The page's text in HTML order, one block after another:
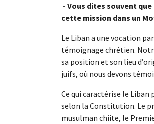
- Vous dites souvent
cette mission dans un
Le Liban a une vocation
témoignage chrétien.
sa position et son lieu
juifs, où nous devons
Ce qui caractérise le
selon la Constitution. Le
musulman chiite, le